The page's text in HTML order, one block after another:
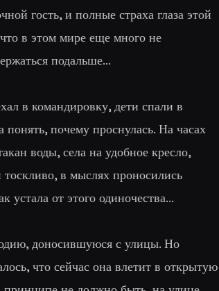
гость, и полные страха глаза этой
в этом мире еще много не
подальше...
в командировку, дети спали в
почему проснулась. На часах
воды, села на удобное кресло,
в мыслях проносились
от этого одиночества...
доносившуюся с улицы. Но
что сейчас она влетит в открытую